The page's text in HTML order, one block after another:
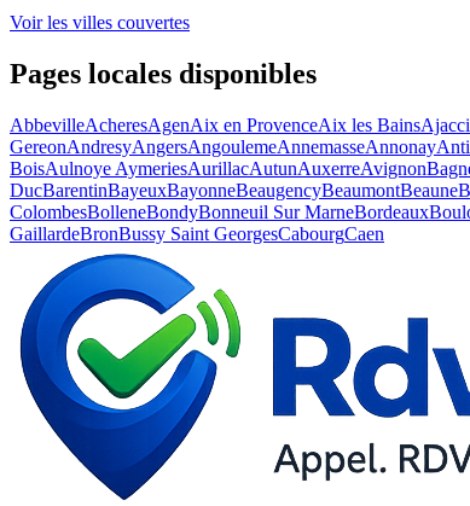
Voir les villes couvertes
Pages locales disponibles
AbbevilleAcheresAgenAix en ProvenceAix les Bains
GereonAndresyAngersAngoulemeAnnemasseAnnonay
BoisAulnoye AymeriesAurillacAutunAuxerreAvignon
DucBarentinBayeuxBayonneBeaugencyBeaumontBeaune
ColombesBolleneBondyBonneuil Sur MarneBordeaux
GaillardeBronBussy Saint GeorgesCabourgCaen